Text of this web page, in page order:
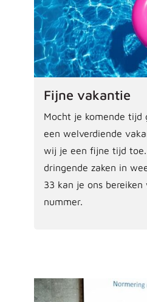
Fijne vakantie
Mocht je komende tijd
een welverdiende
wij je een fijne tijd toe.
dringende zaken in
33 kan je ons
nummer.